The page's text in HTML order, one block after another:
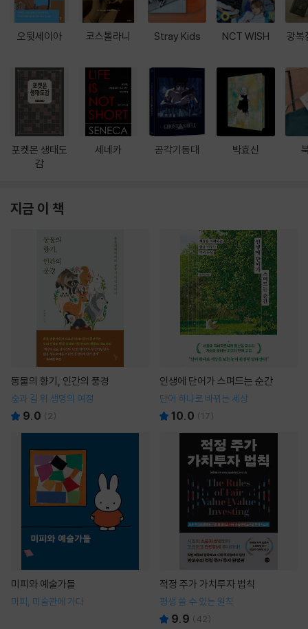
오뒷세이아
포켓몬 생태도
감
코스톨라니
세네카
Stray Kids
공각기동대
NCT WISH
박효신
광복
지금 이 책
동물의 향기, 인간의 풍경
숲과 길 위 생명의 여정
9.0 ( 2)
인생에 단어가 스며드는 순간
단어 하나로 바뀌는 세상
10.0 (17)
미피와 예술가들
미피, 미술관에 가다
적정 주가 가치투자 법칙
평생 쓸 수 있는 원칙
9.9 (42)